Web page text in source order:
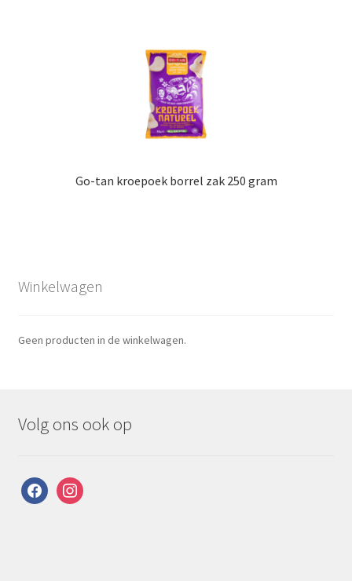
Go-tan kroepoek borrel zak 250 gram
Winkelwagen
Geen producten in de winkelwagen.
Volg ons ook op
facebookinstagram